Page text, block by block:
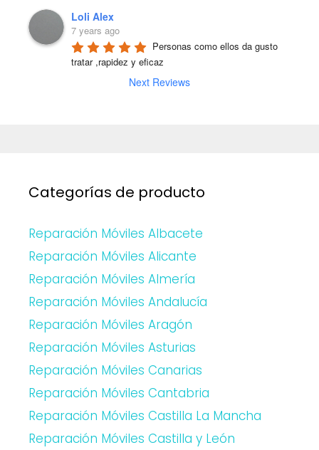
Loli Alex
7 years ago
Personas como ellos da gusto
tratar ,rapidez y eficaz
Next Reviews
Categorías de producto
Reparación Móviles Albacete
Reparación Móviles Alicante
Reparación Móviles Almería
Reparación Móviles Andalucía
Reparación Móviles Aragón
Reparación Móviles Asturias
Reparación Móviles Canarias
Reparación Móviles Cantabria
Reparación Móviles Castilla La Mancha
Reparación Móviles Castilla y León